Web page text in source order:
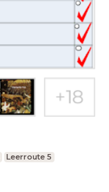
Leerroute 5